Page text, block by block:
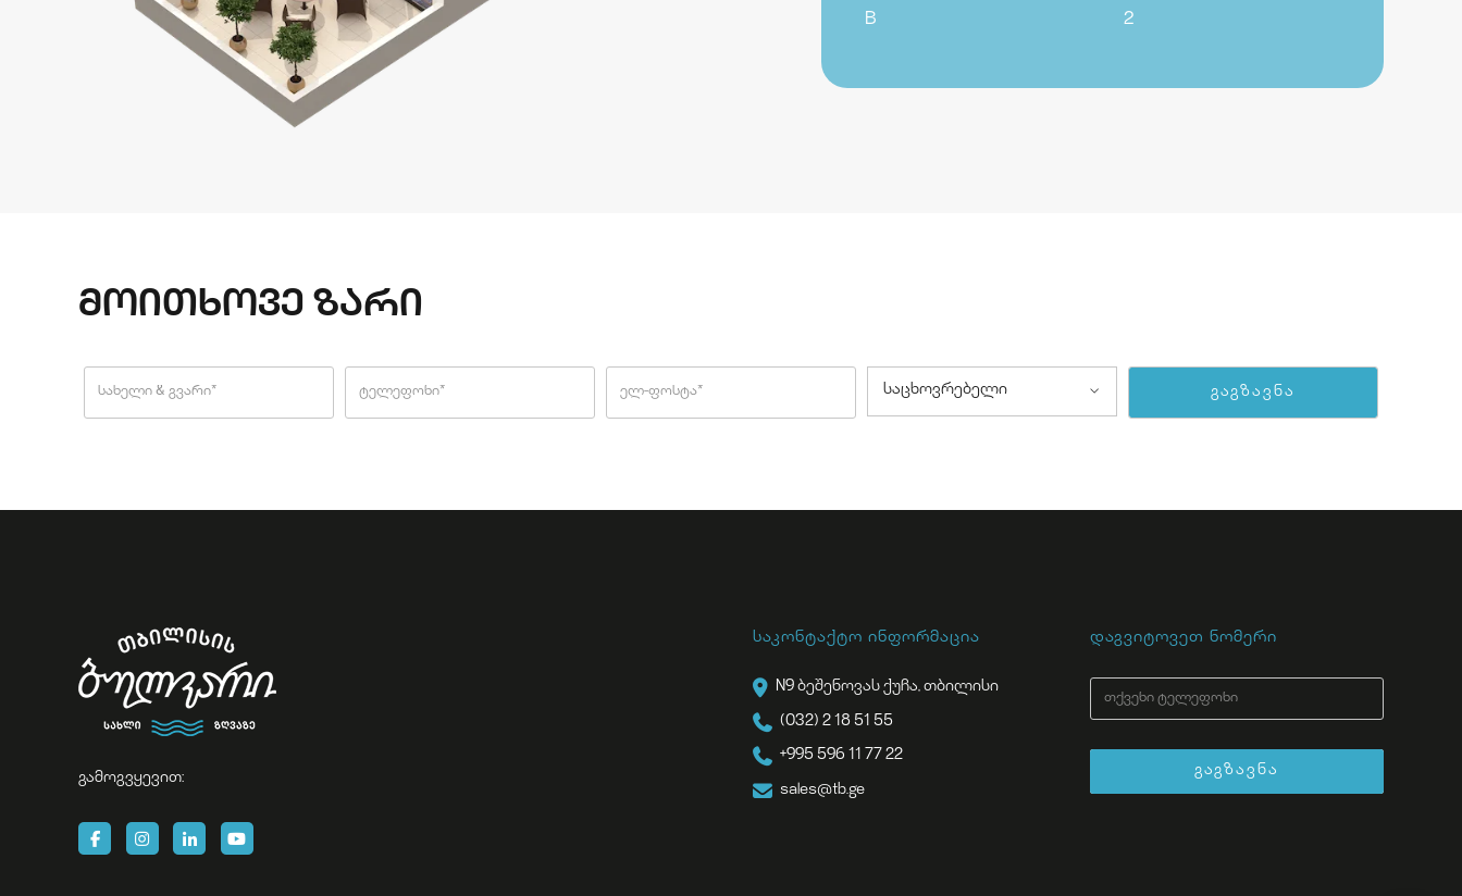
B 2
მოითხოვე ზარი
საცხოვრებელი
გამოგვყევით:
საკონტაქტო ინფორმაცია
N9 ბეშენოვას ქუჩა, თბილისი
(032) 2 18 51 55
+995 596 11 77 22
sales@tb.ge
დაგვიტოვეთ ნომერი